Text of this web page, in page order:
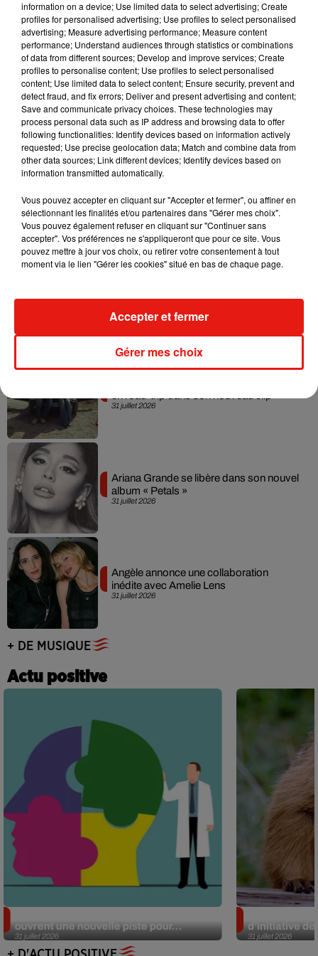
Musique
5 août 2026
Benny Blanco invite Selena Gomez et
Becky G sur son nouveau single
4 août 2026
live session solaire
4 août 2026
sa tournée mondiale
31 juillet 2026
en road-trip dans son nouveau clip
31 juillet 2026
Ariana Grande se libère dans son nouvel
album « Petals »
31 juillet 2026
Angèle annonce une collaboration
inédite avec Amelie Lens
+ DE MUSIQUE
Actu positive
31 juillet 2026
ouvrent une nouvelle piste pour...
31 juillet 2026
d’initiative
information on a device; Use limited data to select advertising; Create
profiles for personalised advertising; Use profiles to select personalised
advertising; Measure advertising performance; Measure content
performance; Understand audiences through statistics or combinations
of data from different sources; Develop and improve services; Create
profiles to personalise content; Use profiles to select personalised
content; Use limited data to select content; Ensure security, prevent and
detect fraud, and fix errors; Deliver and present advertising and content;
Save and communicate privacy choices. These technologies may
process personal data such as IP address and browsing data to offer
following functionalities: Identify devices based on information actively
requested; Use precise geolocation data; Match and combine data from
other data sources; Link different devices; Identify devices based on
information transmitted automatically.
Vous pouvez accepter en cliquant sur "Accepter et fermer", ou affiner en
sélectionnant les finalités et/ou partenaires dans "Gérer mes choix".
Vous pouvez également refuser en cliquant sur "Continuer sans
accepter". Vos préférences ne s'appliqueront que pour ce site. Vous
pouvez mettre à jour vos choix, ou retirer votre consentement à tout
moment via le lien "Gérer les cookies" situé en bas de chaque page.
Gérer mes choix
Accepter et fermer